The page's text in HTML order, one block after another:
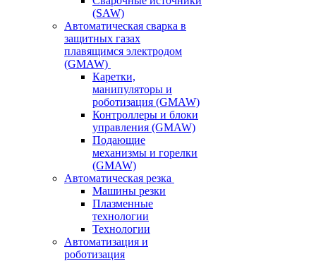
(SAW)
Автоматическая сварка в
защитных газах
плавящимся электродом
(GMAW)
Каретки,
манипуляторы и
роботизация (GMAW)
Контроллеры и блоки
управления (GMAW)
Подающие
механизмы и горелки
(GMAW)
Автоматическая резка
Машины резки
Плазменные
технологии
Технологии
Автоматизация и
роботизация